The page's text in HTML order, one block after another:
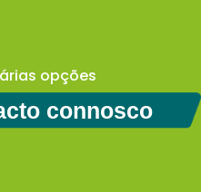
opções
connosco